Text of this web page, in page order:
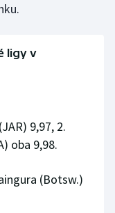
ligy v
9,97, 2.
oba 9,98.
(Botsw.)